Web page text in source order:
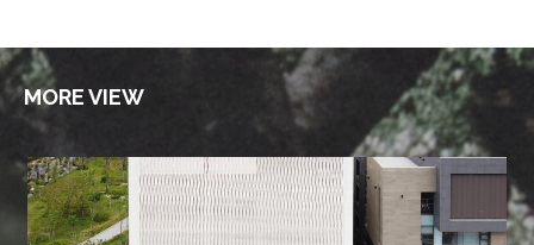
MORE VIEW